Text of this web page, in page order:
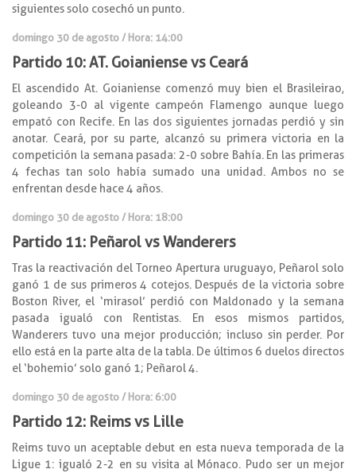
siguientes solo cosechó un punto.
domingo 30 de agosto / Hora: 14:00
Partido 10: AT. Goianiense vs Ceará
El ascendido At. Goianiense comenzó muy bien el Brasileirao,
goleando 3-0 al vigente campeón Flamengo aunque luego
empató con Recife. En las dos siguientes jornadas perdió y sin
anotar. Ceará, por su parte, alcanzó su primera victoria en la
competición la semana pasada: 2-0 sobre Bahía. En las primeras
4 fechas tan solo había sumado una unidad. Ambos no se
enfrentan desde hace 4 años.
domingo 30 de agosto / Hora: 18:00
Partido 11: Peñarol vs Wanderers
Tras la reactivación del Torneo Apertura uruguayo, Peñarol solo
ganó 1 de sus primeros 4 cotejos. Después de la victoria sobre
Boston River, el ‘mirasol’ perdió con Maldonado y la semana
pasada igualó con Rentistas. En esos mismos partidos,
Wanderers tuvo una mejor producción; incluso sin perder. Por
ello está en la parte alta de la tabla. De últimos 6 duelos directos
el ‘bohemio’ solo ganó 1; Peñarol 4.
domingo 30 de agosto / Hora: 6:00
Partido 12: Reims vs Lille
Reims tuvo un aceptable debut en esta nueva temporada de la
Ligue 1: igualó 2-2 en su visita al Mónaco. Pudo ser un mejor